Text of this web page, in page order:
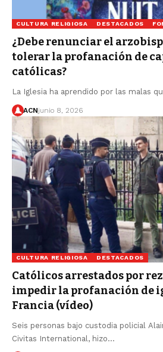
CULTURA RELIGIOSA DESTACADOS
¿Debe renunciar el
tolerar la profanación de
católicas?
La Iglesia ha aprendido por las malas
ACNjunio 8, 2026
CULTURA RELIGIOSA DESTACADOS
Católicos arrestados por
impedir la profanación de
Francia (vídeo)
Seis personas bajo custodia policial
Civitas International, hizo…